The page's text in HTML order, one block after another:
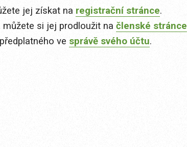
jej získat na registrační stránce.
si jej prodloužit na členské stránce
ve správě svého účtu.